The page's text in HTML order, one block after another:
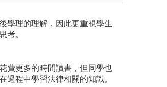
學理的理解，因此更重視學生
考。
費更多的時間讀書，但同學也
過程中學習法律相關的知識。